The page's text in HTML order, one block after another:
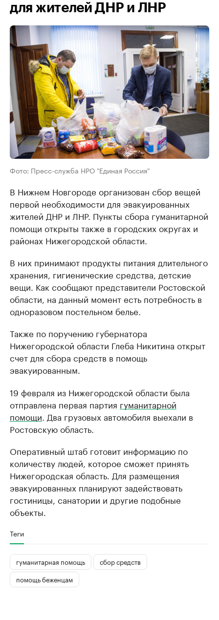
для жителей ДНР и ЛНР
Фото: Пресс-служба НРО "Единая Россия"
В Нижнем Новгороде организован сбор вещей
первой необходимости для эвакуированных
жителей ДНР и ЛНР. Пункты сбора гуманитарной
помощи открыты также в городских округах и
районах Нижегородской области.
В них принимают продукты питания длительного
хранения, гигиенические средства, детские
вещи. Как сообщают представители Ростовской
области, на данный момент есть потребность в
одноразовом постельном белье.
Также по поручению губернатора
Нижегородской области Глеба Никитина открыт
счет для сбора средств в помощь
эвакуированным.
19 февраля из Нижегородской области была
отправлена первая партия гуманитарной
помощи . Два грузовых автомобиля выехали в
Ростовскую область.
Оперативный штаб готовит информацию по
количеству людей, которое сможет принять
Нижегородская область. Для размещения
эвакуированных планируют задействовать
гостиницы, санатории и другие подобные
объекты.
Теги
гуманитарная помощь
сбор средств
помощь беженцам